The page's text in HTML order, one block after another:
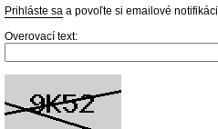
Prihláste sa a povoľte si emailové
Overovací text: